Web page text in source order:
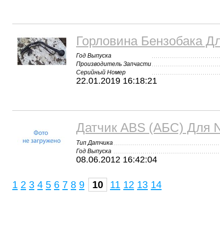
Горловина Бензобака
Год Выпуска
Производитель Запчасти
Серийный Номер
22.01.2019 16:18:21
Датчик ABS (АБС) Для
Тип Датчика
Год Выпуска
08.06.2012 16:42:04
1 2 3 4 5 6 7 8 9 10 11 12 13 14